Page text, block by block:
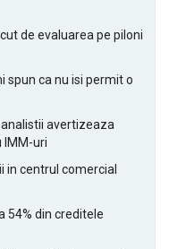
de evaluarea pe piloni
spun ca nu isi permit o
analistii avertizeaza
IMM-uri
in centrul comercial
54% din creditele